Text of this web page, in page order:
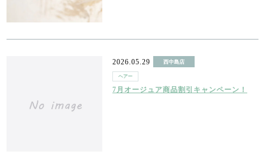
2026.05.29 西中島店
ヘアー
7月オージュア商品割引キャンペーン！